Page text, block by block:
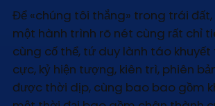
Để «chúng tôi thắng» trong trái đất,
một hành trình rõ nét cùng rất chỉ
cùng cố thể, tứ duy lành táo
cực, kỷ hiện tượng, kiên trì, phiên
được thời dịp, cùng bao bao gồm